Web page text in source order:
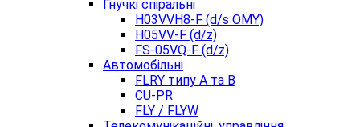
Гнучкі спіральні
H03VVH8-F (d/s OMY)
H05VV-F (d/z)
FS-05VQ-F (d/z)
Автомобільні
FLRY типу A та B
CU-PR
FLY / FLYW